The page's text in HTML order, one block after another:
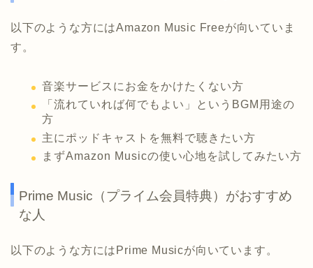
以下のような方にはAmazon Music Freeが向いていま
す。
音楽サービスにお金をかけたくない方
「流れていれば何でもよい」というBGM用途の
方
主にポッドキャストを無料で聴きたい方
まずAmazon Musicの使い心地を試してみたい方
Prime Music（プライム会員特典）がおすすめ
な人
以下のような方にはPrime Musicが向いています。